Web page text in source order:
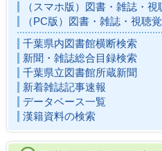
（スマホ版）図書・雑誌・
（PC版）図書・雑誌・視聴
千葉県内図書館横断検索
新聞・雑誌総合目録検索
千葉県立図書館所蔵新聞
新着雑誌記事速報
データベース一覧
漢籍資料の検索